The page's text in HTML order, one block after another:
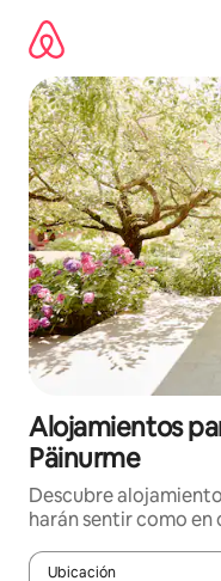
contenido
Alojamientos
Päinurme
Descubre
harán sentir como en
Ubicación